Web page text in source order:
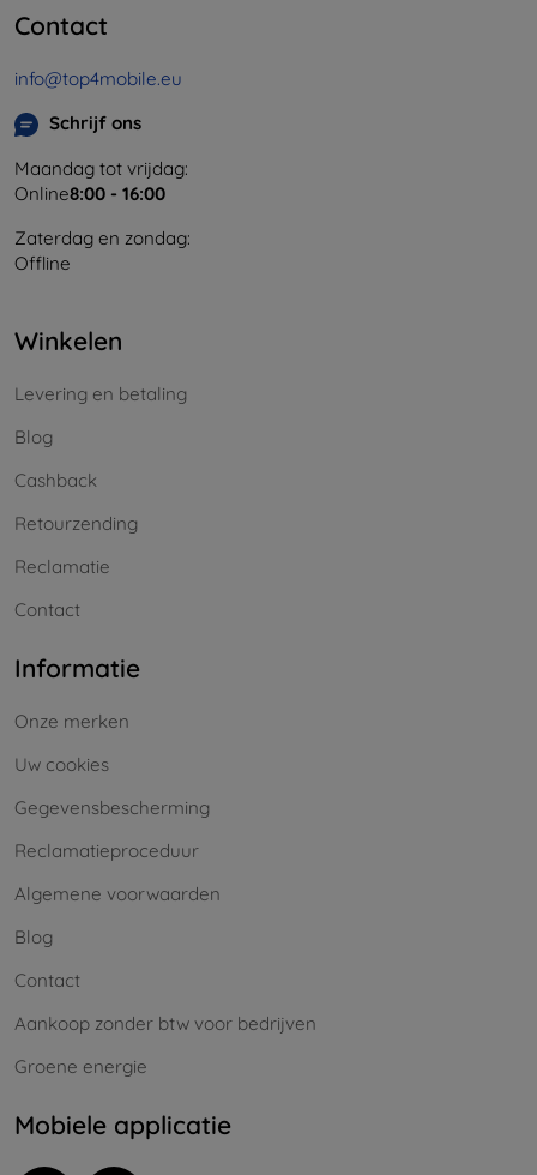
Contact
info@top4mobile.eu
Schrijf ons
Maandag tot vrijdag:
Online8:00 - 16:00
Zaterdag en zondag:
Offline
Winkelen
Levering en betaling
Blog
Cashback
Retourzending
Reclamatie
Contact
Informatie
Onze merken
Uw cookies
Gegevensbescherming
Reclamatieproceduur
Algemene voorwaarden
Blog
Contact
Aankoop zonder btw voor bedrijven
Groene energie
Mobiele applicatie